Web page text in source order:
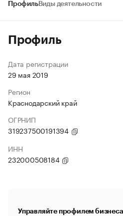
ПрофильВиды деятельности
Профиль
Дата регистрации
29 мая 2019
Регион
Краснодарский край
ОГРНИП
319237500191394
ИНН
232000508184
Управляйте профилем